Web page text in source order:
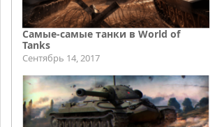
Самые-самые танки в World of
Tanks
Сентябрь 14, 2017